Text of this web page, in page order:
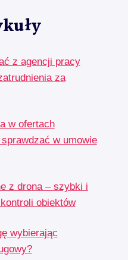
z agencji pracy
za
w ofertach
w umowie
z drona – szybki i
obiektów
wybierając